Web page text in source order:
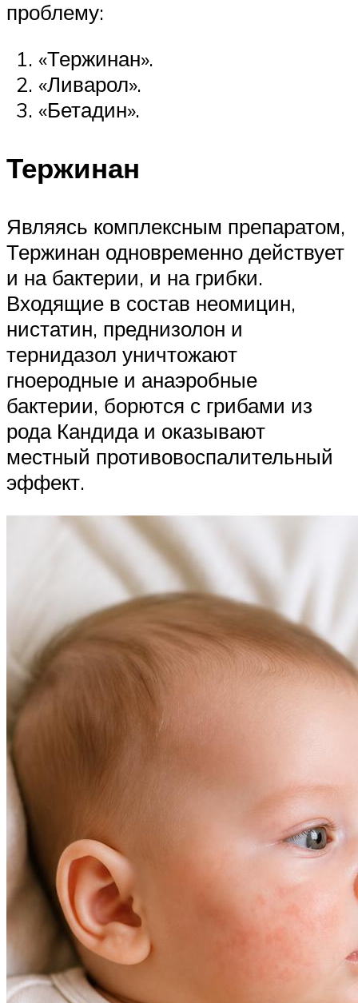
проблему:
«Тержинан».
«Ливарол».
«Бетадин».
Тержинан
Являясь комплексным препаратом,
Тержинан одновременно действует
и на бактерии, и на грибки.
Входящие в состав неомицин,
нистатин, преднизолон и
тернидазол уничтожают
гноеродные и анаэробные
бактерии, борются с грибами из
рода Кандида и оказывают
местный противовоспалительный
эффект.